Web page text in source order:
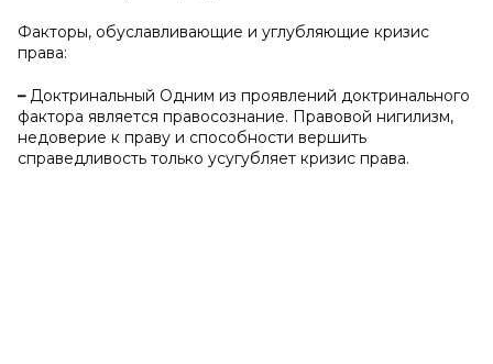
Факторы, обуславливающие и углубляющие кризис
права:
– Доктринальный Одним из проявлений доктринального
фактора является правосознание. Правовой нигилизм,
недоверие к праву и способности вершить
справедливость только усугубляет кризис права.